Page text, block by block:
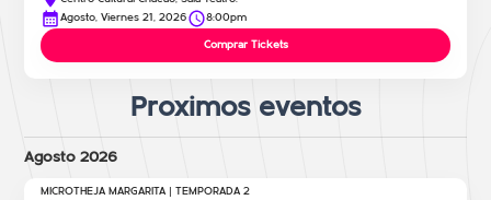
Agosto, Viernes 21, 2026
8:00pm
Comprar Tickets
Proximos eventos
Agosto 2026
MICROTHEJA MARGARITA | TEMPORADA 2